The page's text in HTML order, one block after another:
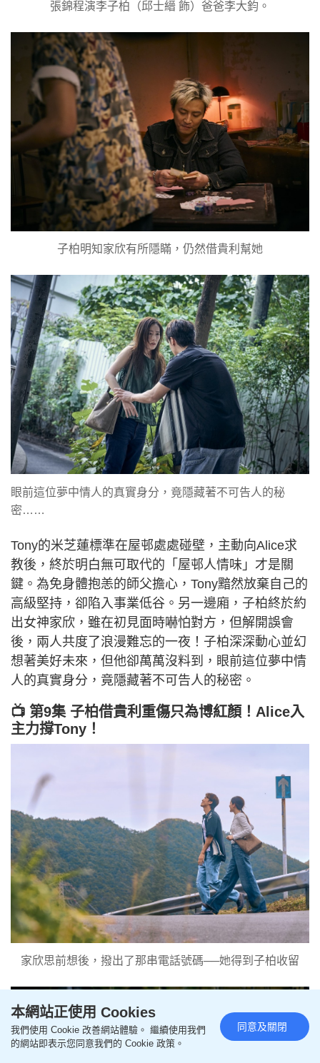
張錦程演李子柏（邱士縉 飾）爸爸李大鈞。
子柏明知家欣有所隱瞞，仍然借貴利幫她
眼前這位夢中情人的真實身分，竟隱藏著不可告人的秘
密……
Tony的米芝蓮標準在屋邨處處碰壁，主動向Alice求
教後，終於明白無可取代的「屋邨人情味」才是關
鍵。為免身體抱恙的師父擔心，Tony黯然放棄自己的
高級堅持，卻陷入事業低谷。另一邊廂，子柏終於約
出女神家欣，雖在初見面時嚇怕對方，但解開誤會
後，兩人共度了浪漫難忘的一夜！子柏深深動心並幻
想著美好未來，但他卻萬萬沒料到，眼前這位夢中情
人的真實身分，竟隱藏著不可告人的秘密。
📺 第9集 子柏借貴利重傷只為博紅顏！Alice入
主力撐Tony！
家欣思前想後，撥出了那串電話號碼──她得到子柏收留
本網站正使用 Cookies
我們使用 Cookie 改善網站體驗。 繼續使用我們
的網站即表示您同意我們的 Cookie 政策。
同意及關閉